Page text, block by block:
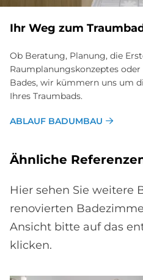
Ihr Weg zum
Ob Beratung, Planung, die
Raumplanungskonzeptes
Bades, wir kümmern uns um
Ihres Traumbads.
ABLAUF BADUMBAU
Ähn­li­che
Hier sehen Sie weitere
renovierten
Ansicht bitte auf das
klicken.